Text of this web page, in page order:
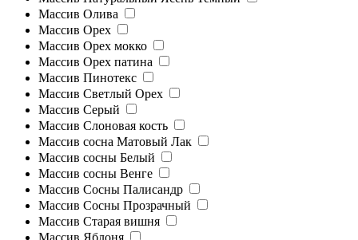
Массив Олива
Массив Орех
Массив Орех мокко
Массив Орех патина
Массив Пинотекс
Массив Светлый Орех
Массив Серый
Массив Слоновая кость
Массив сосна Матовый Лак
Массив сосны Белый
Массив сосны Венге
Массив Сосны Палисандр
Массив Сосны Прозрачный
Массив Старая вишня
Массив Яблоня